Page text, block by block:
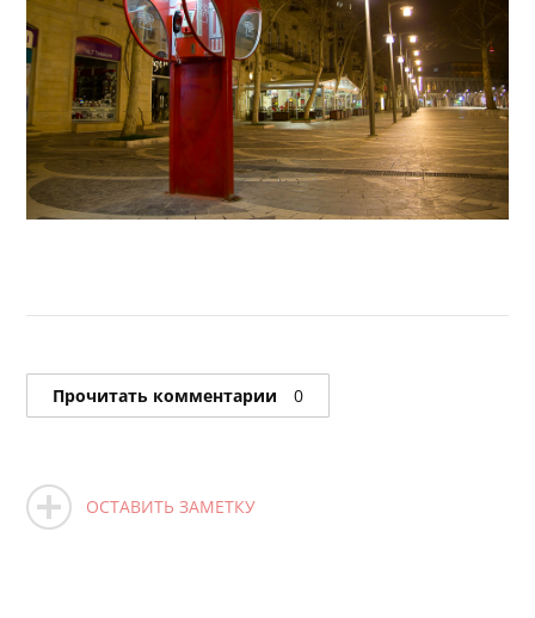
Прочитать комментарии 0
ОСТАВИТЬ ЗАМЕТКУ